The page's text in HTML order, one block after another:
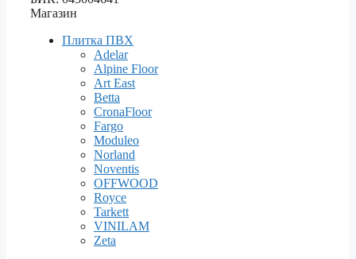
Магазин
Плитка ПВХ
Adelar
Alpine Floor
Art East
Betta
CronaFloor
Fargo
Moduleo
Norland
Noventis
OFFWOOD
Royce
Tarkett
VINILAM
Zeta